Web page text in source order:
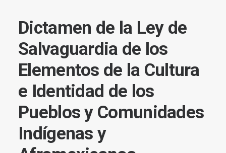
Dictamen de la Ley de
Salvaguardia de los
Elementos de la Cultura
e Identidad de los
Pueblos y Comunidades
Indígenas y